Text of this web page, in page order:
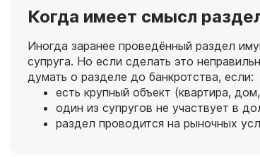
Когда имеет смысл
Иногда заранее проведённый раздел
супруга. Но если сделать это
думать о разделе до банкротства, если:
есть крупный объект (квартира,
один из супругов не участвует в
раздел проводится на рыночных